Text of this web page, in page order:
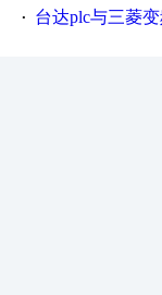
· 台达plc与三菱